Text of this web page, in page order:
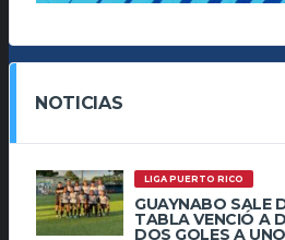
NOTICIAS
LIGA PUERTO RICO
GUAYNABO SALE
TABLA VENCIÓ A
DOS GOLES A